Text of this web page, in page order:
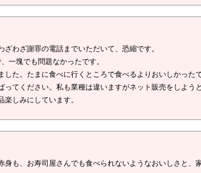
わざ謝罪の電話までいただいて、恐縮です。
一塊でも問題なかったです。
た。たまに食べに行くところで食べるよりおいしかったで
ってください。私も業種は違いますがネット販売をしよう
しみにしています。
身も、お寿司屋さんでも食べられないようなおいしさと、